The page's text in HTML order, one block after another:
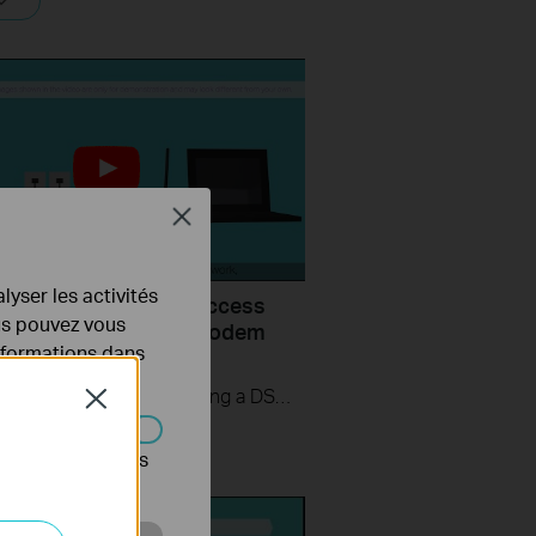
I do if I cannot access
- Using a DSL modem
Link router
Close
les activités
pouvez vous
dans
être désactivés
Close